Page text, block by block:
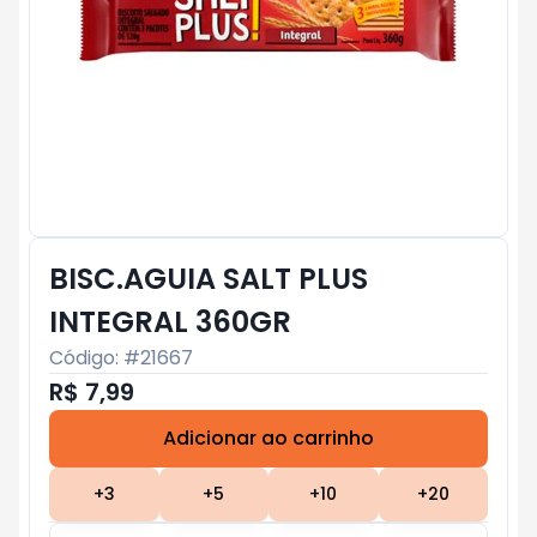
BISC.AGUIA SALT PLUS
INTEGRAL 360GR
Código: #21667
R$ 7,99
Adicionar ao carrinho
+3 +5 +10 +20